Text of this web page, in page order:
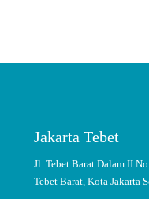
Jakarta Tebet
Jl. Tebet Barat Dalam II
Tebet Barat, Kota Jakarta